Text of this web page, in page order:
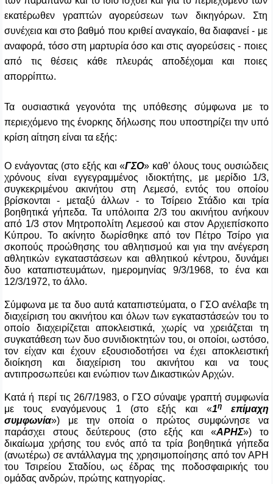
εκατέρωθεν γραπτών αγορεύσεων των δικηγόρων. Στη
συνέχεια και στο βαθμό που κριθεί αναγκαίο, θα διαφανεί - με
αναφορά, τόσο στη μαρτυρία όσο και στις αγορεύσεις - ποιες
από τις θέσεις κάθε πλευράς αποδέχομαι και ποιες
απορρίπτω.
Τα ουσιαστικά γεγονότα της υπόθεσης σύμφωνα με το
περιεχόμενο της ένορκης δήλωσης που υποστηρίζει την υπό
κρίση αίτηση είναι τα εξής:
Ο ενάγοντας (στο εξής και «ΓΣΟ» καθ’ όλους τους ουσιώδεις
χρόνους είναι εγγεγραμμένος ιδιοκτήτης, με μερίδιο 1/3,
συγκεκριμένου ακινήτου στη Λεμεσό, εντός του οποίου
βρίσκονται - μεταξύ άλλων - το Τσίρειο Στάδιο και τρία
βοηθητικά γήπεδα. Τα υπόλοιπα 2/3 του ακινήτου ανήκουν
από 1/3 στον Μητροπολίτη Λεμεσού και στον Αρχιεπίσκοπο
Κύπρου. Το ακίνητο δωρίσθηκε από τον Πέτρο Τσίρο για
σκοπούς προώθησης του αθλητισμού και για την ανέγερση
αθλητικών εγκαταστάσεων και αθλητικού κέντρου, δυνάμει
δυο καταπιστευμάτων, ημερομηνίας 9/3/1968, το ένα και
12/3/1972, το άλλο.
Σύμφωνα με τα δυο αυτά καταπιστεύματα, ο ΓΣΟ ανέλαβε τη
διαχείριση του ακινήτου και όλων των εγκαταστάσεών του το
οποίο διαχειρίζεται αποκλειστικά, χωρίς να χρειάζεται τη
συγκατάθεση των δυο συνιδιοκτητών του, οι οποίοι, ωστόσο,
τον είχαν και έχουν εξουσιοδοτήσει να έχει αποκλειστική
διοίκηση και διαχείριση του ακινήτου και να τους
αντιπροσωπεύει και ενώπιον των Δικαστικών Αρχών.
Κατά ή περί τις 26/7/1983, ο ΓΣΟ σύναψε γραπτή συμφωνία
με τους εναγόμενους 1 (στο εξής και «1η
επίμαχη
συμφωνία») με την οποία ο πρώτος συμφώνησε να
παράσχει στους δεύτερους (στο εξής και «ΑΡΗΣ») το
δικαίωμα χρήσης του ενός από τα τρία βοηθητικά γήπεδα
(ανωτέρω) σε αντάλλαγμα της χρησιμοποίησης από τον ΑΡΗ
του Τσιρείου Σταδίου, ως έδρας της ποδοσφαιρικής του
ομάδας ανδρών, πρώτης κατηγορίας.